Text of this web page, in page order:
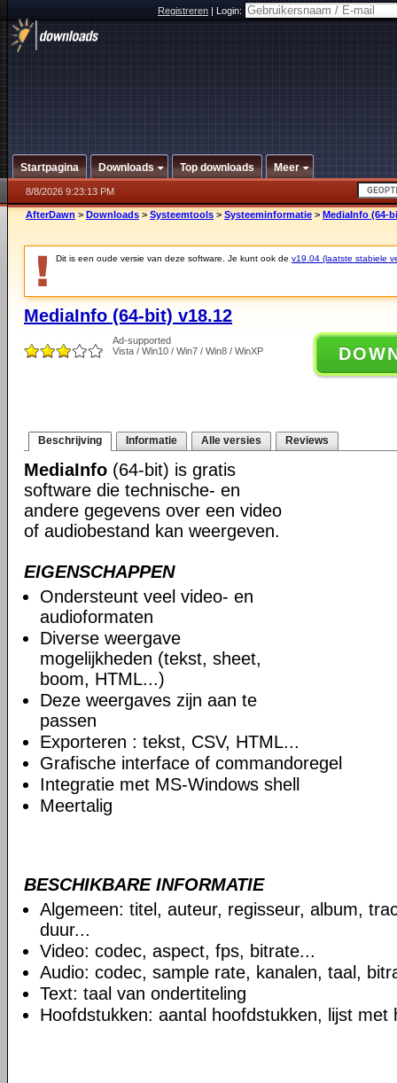
Registreren|Login:
Startpagina Downloads Top downloads Meer
8/8/2026 9:23:13 PM
AfterDawn > Downloads > Systeemtools > Systeeminformatie > MediaInfo (64-
Dit is een oude versie van deze software. Je kunt ook de v19.04 (laatste stabiele
MediaInfo (64-bit) v18.12
Ad-supported
Vista / Win10 / Win7 / Win8 / WinXP
Beschrijving Informatie Alle versies Reviews
MediaInfo (64-bit) is gratis
software die technische- en
andere gegevens over een video
of audiobestand kan weergeven.
EIGENSCHAPPEN
Ondersteunt veel video- en
audioformaten
Diverse weergave
mogelijkheden (tekst, sheet,
boom, HTML...)
Deze weergaves zijn aan te
passen
Exporteren : tekst, CSV, HTML...
Grafische interface of commandoregel
Integratie met MS-Windows shell
Meertalig
BESCHIKBARE INFORMATIE
Algemeen: titel, auteur, regisseur, album,
duur...
Video: codec, aspect, fps, bitrate...
Audio: codec, sample rate, kanalen, taal,
Text: taal van ondertiteling
Hoofdstukken: aantal hoofdstukken, lijst met